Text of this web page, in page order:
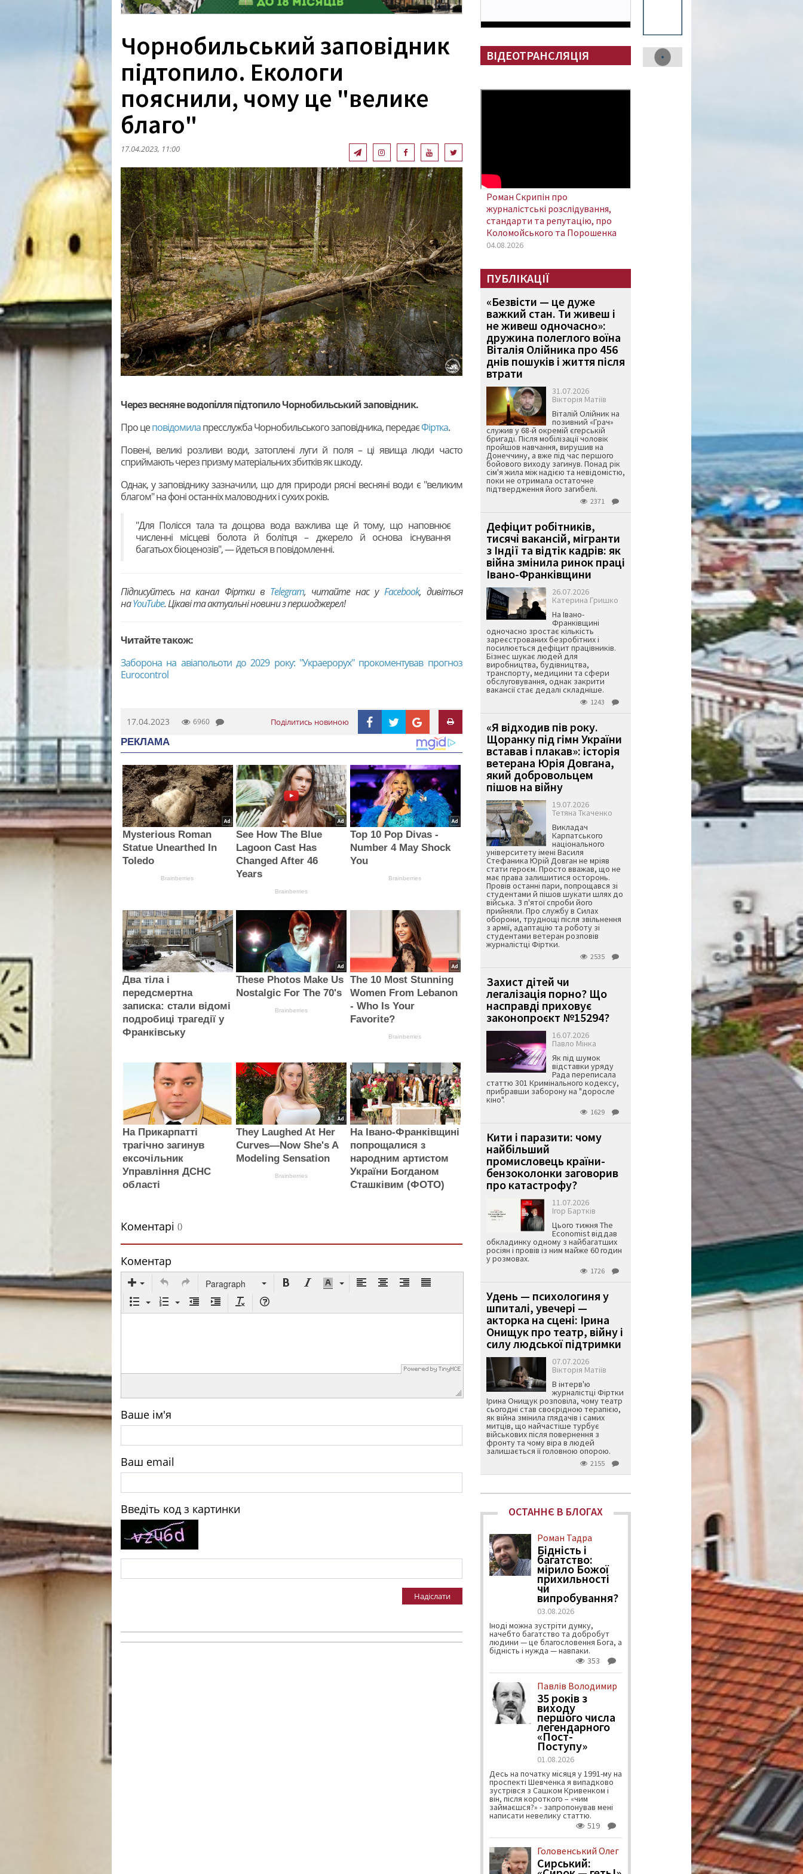
Чорнобильський заповідник
підтопило. Екологи
пояснили, чому це "велике
благо"
17.04.2023, 11:00
Через весняне водопілля підтопило Чорнобильський заповідник.
Про цеповідомилапресслужба Чорнобильського заповідника, передаєФіртка.
Повені, великі розливи води, затоплені луги й поля – ці явища люди часто
сприймають через призму матеріальних збитків як шкоду.
Однак, у заповіднику зазначили, що для природи рясні весняні води є "великим
благом" на фоні останніх маловодних і сухих років.
"Для Полісся тала та дощова вода важлива ще й тому, що наповнює
численні місцеві болота й болітця – джерело й основа існування
багатьохбіоценозів", — йдеться в повідомленні.
Підписуйтесь на канал Фіртки в Telegram, читайте нас у Facebook, дивіться
наYouTubе. Цікаві та актуальні новини з першоджерел!
Читайте також:
Заборона на авіапольоти до 2029 року: "Украерорух" прокоментував прогноз
Eurocontrol
17.04.2023 6960 Поділитись новиною
РЕКЛАМА
Mysterious Roman
Statue Unearthed In
Toledo
Brainberries
See How The Blue
Lagoon Cast Has
Changed After 46
Years
Brainberries
Top 10 Pop Divas -
Number 4 May Shock
You
Brainberries
Два тіла і
передсмертна
записка: стали відомі
подробиці трагедії у
Франківську
These Photos Make Us
Nostalgic For The 70's
Brainberries
The 10 Most Stunning
Women From Lebanon
- Who Is Your
Favorite?
Brainberries
На Прикарпатті
трагічно загинув
ексочільник
Управління ДСНС
області
They Laughed At Her
Curves—Now She's A
Modeling Sensation
Brainberries
На Івано-Франківщині
попрощалися з
народним артистом
України Богданом
Сташківим (ФОТО)
Коментарі ()
Коментар
Paragraph
Ваше ім'я
Ваш email
Введіть код з картинки
Надіслати
ВІДЕОТРАНСЛЯЦІЯ
Роман Скрипін про
журналістські розслідування,
стандарти та репутацію, про
Коломойського та Порошенка
04.08.2026
ПУБЛІКАЦІЇ
«Безвісти — це дуже
важкий стан. Ти живеш і
не живеш одночасно»:
дружина полеглого воїна
Віталія Олійника про 456
днів пошуків і життя після
втрати
31.07.2026
Вікторія Матіїв
Віталій Олійник на
позивний «Грач»
служив у 68-й окремій єгерській
бригаді. Після мобілізації чоловік
пройшов навчання, вирушив на
Донеччину, а вже під час першого
бойового виходу загинув. Понад рік
сім'я жила між надією та невідомістю,
поки не отримала остаточне
підтвердження його загибелі.
2371
Дефіцит робітників,
тисячі вакансій, мігранти
з Індії та відтік кадрів: як
війна змінила ринок праці
Івано-Франківщини
26.07.2026
Катерина Гришко
На Івано-
Франківщині
одночасно зростає кількість
зареєстрованих безробітних і
посилюється дефіцит працівників.
Бізнес шукає людей для
виробництва, будівництва,
транспорту, медицини та сфери
обслуговування, однак закрити
вакансії стає дедалі складніше.
1243
«Я відходив пів року.
Щоранку під гімн України
вставав і плакав»: історія
ветерана Юрія Довгана,
який добровольцем
пішов на війну
19.07.2026
Тетяна Ткаченко
Викладач
Карпатського
національного
університету імені Василя
Стефаника Юрій Довган не мріяв
стати героєм. Просто вважав, що не
має права залишитися осторонь.
Провів останні пари, попрощався зі
студентами й пішов шукати шлях до
війська. З п'ятої спроби його
прийняли. Про службу в Силах
оборони, труднощі після звільнення
з армії, адаптацію та роботу зі
студентами ветеран розповів
журналістці Фіртки.
2535
Захист дітей чи
легалізація порно? Що
насправді приховує
законопроєкт №15294?
16.07.2026
Павло Мінка
Як під шумок
відставки уряду
Рада переписала
статтю 301 Кримінального кодексу,
прибравши заборону на "доросле
кіно".
1629
Кити і паразити: чому
найбільший
промисловець країни-
бензоколонки заговорив
про катастрофу?
11.07.2026
Ігор Бартків
Цього тижня The
Economist віддав
обкладинку одному з найбагатших
росіян і провів із ним майже 60 годин
у розмовах.
1726
Удень — психологиня у
шпиталі, увечері —
акторка на сцені: Ірина
Онищук про театр, війну і
силу людської підтримки
07.07.2026
Вікторія Матіїв
В інтерв'ю
журналістці Фіртки
Ірина Онищук розповіла, чому театр
сьогодні став своєрідною терапією,
як війна змінила глядачів і самих
митців, що найчастіше турбує
військових після повернення з
фронту та чому віра в людей
залишається її головною опорою.
2155
ОСТАННЄ В БЛОГАХ
Роман Тадра
Бідність і
багатство:
мірило Божої
прихильності
чи
випробування?
03.08.2026
Іноді можна зустріти думку,
начебто багатство та добробут
людини — це благословення Бога, а
бідність і нужда — навпаки.
353
Павлів Володимир
35 років з
виходу
першого числа
легендарного
«Пост-
Поступу»
01.08.2026
Десь на початку місяця у 1991-му на
проспекті Шевченка я випадково
зустрівся з Сашком Кривенком і
він, після короткого – «чим
займаєшся?» - запропонував мені
написати невелику статтю.
519
Головенський Олег
Сирський: